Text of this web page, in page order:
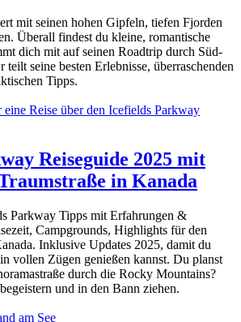
mit seinen hohen Gipfeln, tiefen Fjorden
Überall findest du kleine, romantische
dich mit auf seinen Roadtrip durch Süd-
seine besten Erlebnisse, überraschenden
Tipps.
Reiseguide 2025 mit
in Kanada
Parkway Tipps mit Erfahrungen &
Campgrounds, Highlights für den
Inklusive Updates 2025, damit du
vollen Zügen genießen kannst. Du planst
durch die Rocky Mountains?
und in den Bann ziehen.